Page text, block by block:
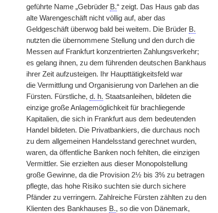
geführte Name „Gebrüder B.“ zeigt. Das Haus gab das
alte Warengeschäft nicht völlig auf, aber das
Geldgeschäft überwog bald bei weitem. Die Brüder B.
nutzten die übernommene Stellung und den durch die
Messen auf Frankfurt konzentrierten Zahlungsverkehr;
es gelang ihnen, zu dem führenden deutschen Bankhaus
ihrer Zeit aufzusteigen. Ihr Haupttätigkeitsfeld war
die Vermittlung und Organisierung von Darlehen an die
Fürsten. Fürstliche, d. h. Staatsanleihen, bildeten die
einzige große Anlagemöglichkeit für brachliegende
Kapitalien, die sich in Frankfurt aus dem bedeutenden
Handel bildeten. Die Privatbankiers, die durchaus noch
zu dem allgemeinen Handelsstand gerechnet wurden,
waren, da öffentliche Banken noch fehlten, die einzigen
Vermittler. Sie erzielten aus dieser Monopolstellung
große Gewinne, da die Provision 2½ bis 3% zu betragen
pflegte, das hohe Risiko suchten sie durch sichere
Pfänder zu verringern. Zahlreiche Fürsten zählten zu den
Klienten des Bankhauses B., so die von Dänemark,